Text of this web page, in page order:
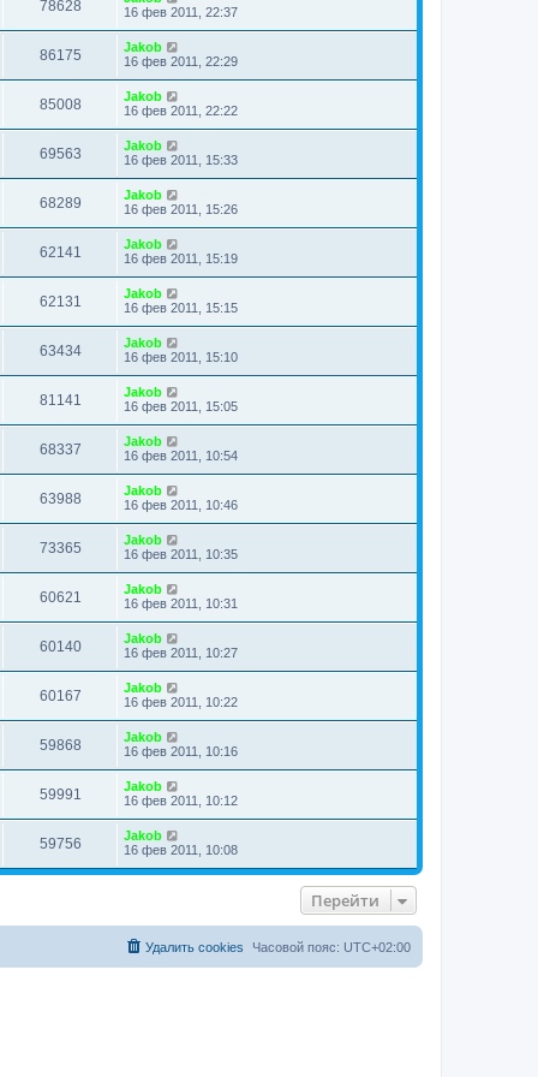
78628
16 фев 2011, 22:37
86175
Jakob
16 фев 2011, 22:29
85008
Jakob
16 фев 2011, 22:22
69563
Jakob
16 фев 2011, 15:33
68289
Jakob
16 фев 2011, 15:26
62141
Jakob
16 фев 2011, 15:19
62131
Jakob
16 фев 2011, 15:15
63434
Jakob
16 фев 2011, 15:10
81141
Jakob
16 фев 2011, 15:05
68337
Jakob
16 фев 2011, 10:54
63988
Jakob
16 фев 2011, 10:46
73365
Jakob
16 фев 2011, 10:35
60621
Jakob
16 фев 2011, 10:31
60140
Jakob
16 фев 2011, 10:27
60167
Jakob
16 фев 2011, 10:22
59868
Jakob
16 фев 2011, 10:16
59991
Jakob
16 фев 2011, 10:12
59756
Jakob
16 фев 2011, 10:08
Перейти
Часовой пояс: UTC+02:00
Удалить cookies